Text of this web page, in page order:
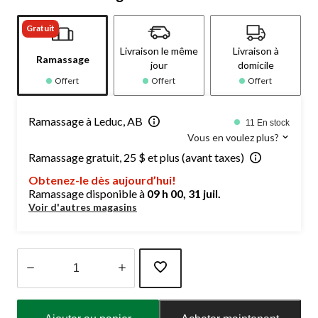
Gratuit
Ramassage
Offert
Livraison le même
jour
Offert
Livraison à
domicile
Offert
Ramassage à Leduc, AB 11 En stock
Vous en voulez plus?
Ramassage gratuit, 25 $ et plus (avant taxes)
Obtenez-le dès aujourd’hui!
Ramassage disponible à 09 h 00, 31 juil.
Voir d'autres magasins